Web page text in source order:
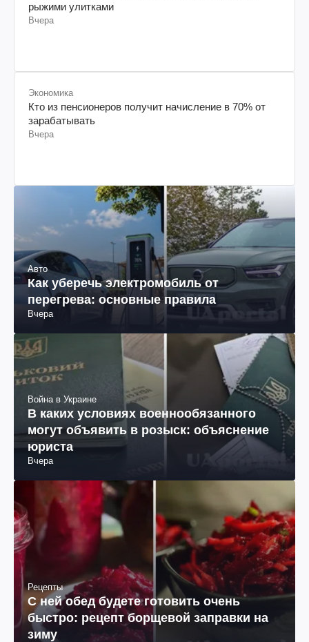
рыжими улитками
Вчера
Экономика
Кто из пенсионеров получит начисление в 70% от
зарабатывать
Вчера
Авто
Как уберечь электромобиль от
перегрева: основные правила
Вчера
Война в Украине
В каких условиях военнообязанного
могут объявить в розыск: объяснение
юриста
Вчера
Рецепты
С ней обед будете готовить очень
быстро: рецепт борщевой заправки на
зиму